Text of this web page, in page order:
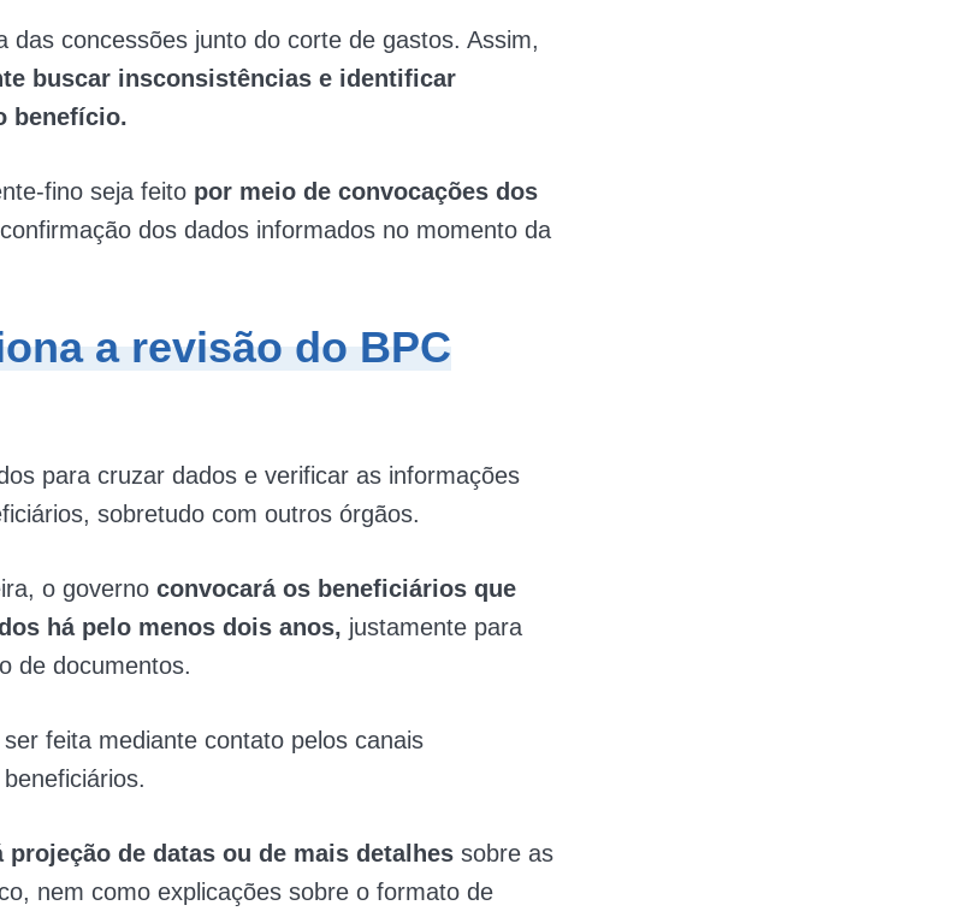
das concessões junto do corte de gastos. Assim,
buscar insconsistências e identificar
benefício.
fino seja feito por meio de convocações dos
dos dados informados no momento da
a revisão do BPC
para cruzar dados e verificar as informações
sobretudo com outros órgãos.
o governo convocará os beneficiários que
há pelo menos dois anos, justamente para
de documentos.
feita mediante contato pelos canais
projeção de datas ou de mais detalhes sobre as
nem como explicações sobre o formato de